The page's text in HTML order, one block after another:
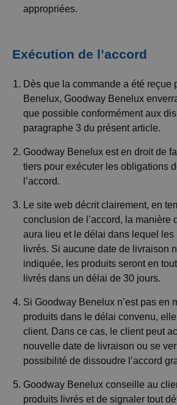
appropriées.
Exécution de l’accord
Dès que la commande a été reçue
Benelux, Goodway Benelux
que possible conformément aux
paragraphe 3 du présent article.
Goodway Benelux est en droit de
tiers pour exécuter les obligations
l’accord.
Le site web décrit clairement, en
conclusion de l’accord, la manière
aura lieu et le délai dans lequel les
livrés. Si aucune date de livraison
indiquée, les produits seront en
livrés dans un délai de 30 jours.
Si Goodway Benelux n’est pas en
produits dans le délai convenu,
client. Dans ce cas, le client peut
nouvelle date de livraison ou se
possibilité de dissoudre l’accord
Goodway Benelux conseille au
produits livrés et de signaler tout